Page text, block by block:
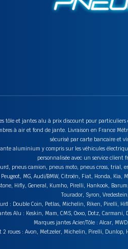
tôle et jantes alu à prix discount pour
à air et fond de jante. Livraison en France
sécurisé par carte bancaire et
aluminium y compris sur les véhicules
personnalisée avec un service client
pneus camion, pneus moto, pneus cross,
MG, Audi/BMW, Citroën, Fiat, Honda, Kia,
Hifly, General, Kumho, Pirelli, Hankook,
Tourador, Syron,
: Double Coin, Petlas, Michelin, Riken, Pirelli,
Alu : Keskin, Mam, CMS, Oxxo, Dotz,
Marques jantes Acier/Tôle : Alcar,
2 roues : Avon, Metzeler, Michelin, Pirelli,